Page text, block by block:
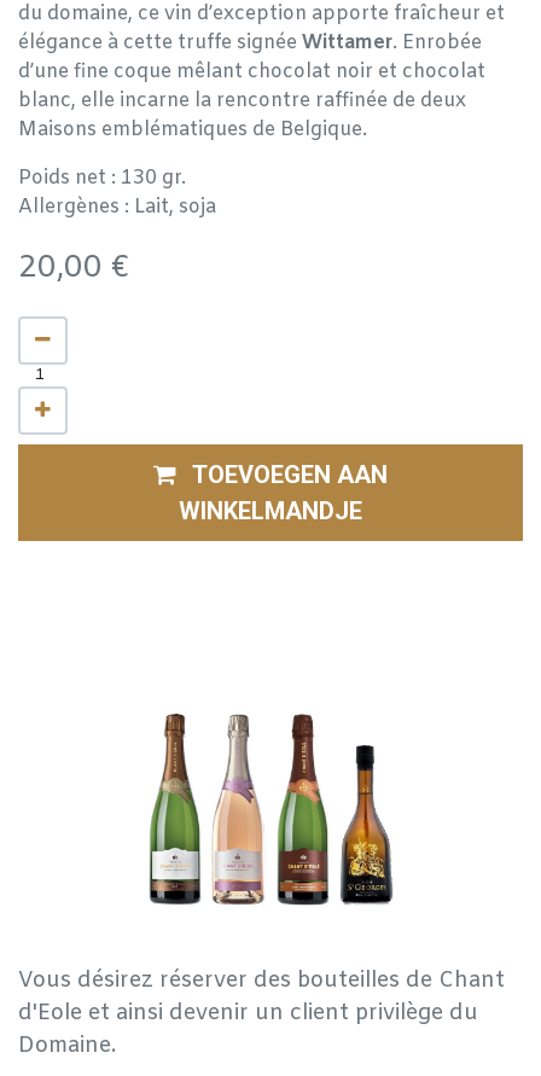
du domaine, ce vin d’exception apporte fraîcheur et
élégance à cette truffe signée Wittamer. Enrobée
d’une fine coque mêlant chocolat noir et chocolat
blanc, elle incarne la rencontre raffinée de deux
Maisons emblématiques de Belgique.
Poids net : 130 gr.
Allergènes : Lait, soja
20,00 €
TOEVOEGEN AAN
WINKELMANDJE
Vous désirez réserver des bouteilles de Chant
d'Eole et ainsi devenir un client privilège du
Domaine.